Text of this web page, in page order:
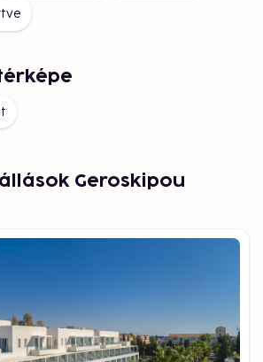
Geroskipou